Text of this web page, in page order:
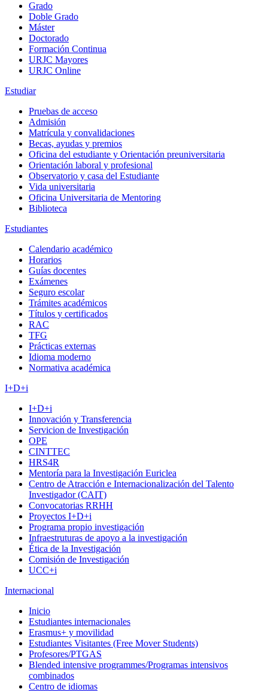
Grado
Doble Grado
Máster
Doctorado
Formación Continua
URJC Mayores
URJC Online
Estudiar
Pruebas de acceso
Admisión
Matrícula y convalidaciones
Becas, ayudas y premios
Oficina del estudiante y Orientación preuniversitaria
Orientación laboral y profesional
Observatorio y casa del Estudiante
Vida universitaria
Oficina Universitaria de Mentoring
Biblioteca
Estudiantes
Calendario académico
Horarios
Guías docentes
Exámenes
Seguro escolar
Trámites académicos
Títulos y certificados
RAC
TFG
Prácticas externas
Idioma moderno
Normativa académica
I+D+i
I+D+i
Innovación y Transferencia
Servicion de Investigación
OPE
CINTTEC
HRS4R
Mentoría para la Investigación Euriclea
Centro de Atracción e Internacionalización del Talento
Investigador (CAIT)
Convocatorias RRHH
Proyectos I+D+i
Programa propio investigación
Infraestruturas de apoyo a la investigación
Ética de la Investigación
Comisión de Investigación
UCC+i
Internacional
Inicio
Estudiantes internacionales
Erasmus+ y movilidad
Estudiantes Visitantes (Free Mover Students)
Profesores/PTGAS
Blended intensive programmes/Programas intensivos
combinados
Centro de idiomas